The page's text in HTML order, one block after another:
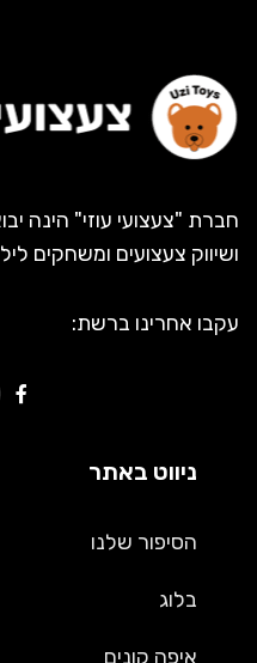
חברת "צעצועי עוזי" הינה
ושיווק צעצועים ומשחקים
עקבו אחרינו ברשת:
ניווט באתר
הסיפור שלנו
בלוג
איפה קונים